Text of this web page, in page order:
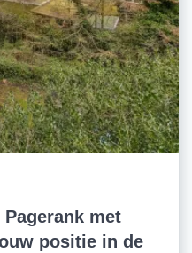
met
positie in de